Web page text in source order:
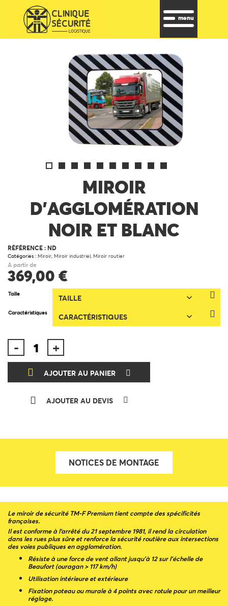
menu
MIROIR
D’AGGLOMÉRATION
NOIR ET BLANC
RÉFÉRENCE : ND
Catégories : Miroir, Miroir industriel, Miroir routier
A partir de
369,00 €
Taille
Caractéristiques
- quantité
Miroir
d'agglomération
noir
blanc
+
AJOUTER AU PANIER
AJOUTER AU DEVIS
NOTICES DE MONTAGE
Le miroir de sécurité TM-F Premium tient compte des spécificités
françaises.
Il est conforme à l‘arrêté du 21 septembre 1981, il rend la circulation
dans les rues plus sûre et renforce la sécurité routière aux intersections
des voies publiques en agglomération.
Résiste à une force de vent allant jusqu’à 12 sur l’échelle de
Beaufort (ouragan > 117 km/h)
Utilisation intérieure et extérieure
Fixation poteau ou murale à 4 points avec rotule pour un meilleur
réglage.